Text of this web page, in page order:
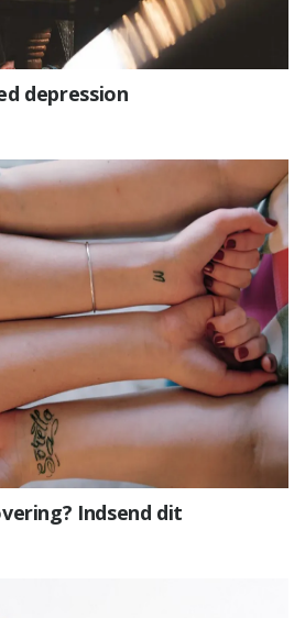
depression
Indsend dit